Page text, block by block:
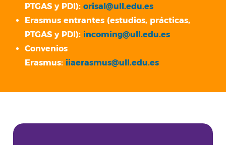
PTGAS y PDI): orisal@ull.edu.es
Erasmus entrantes (estudios, prácticas,
PTGAS y PDI): incoming@ull.edu.es
Convenios
Erasmus: iiaerasmus@ull.edu.es